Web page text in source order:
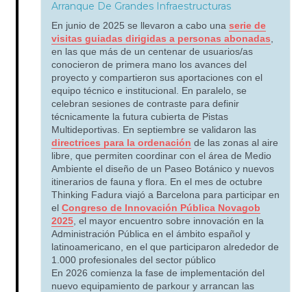
Arranque De Grandes Infraestructuras
En junio de 2025 se llevaron a cabo una serie de
visitas guiadas dirigidas a personas abonadas
en las que más de un centenar de usuarios/as
conocieron de primera mano los avances del
proyecto y compartieron sus aportaciones con el
equipo técnico e institucional. En paralelo, se
celebran sesiones de contraste para definir
técnicamente la futura cubierta de Pistas
Multideportivas. En septiembre se validaron las
directrices para la ordenación de las zonas al aire
libre, que permiten coordinar con el área de Medio
Ambiente el diseño de un Paseo Botánico y nuevos
itinerarios de fauna y flora. En el mes de octubre
Thinking Fadura viajó a Barcelona para participar en
el Congreso de Innovación Pública Novagob
2025 , el mayor encuentro sobre innovación en la
Administración Pública en el ámbito español y
latinoamericano, en el que participaron alrededor de
1.000 profesionales del sector público
En 2026 comienza la fase de implementación del
nuevo equipamiento de parkour y arrancan las